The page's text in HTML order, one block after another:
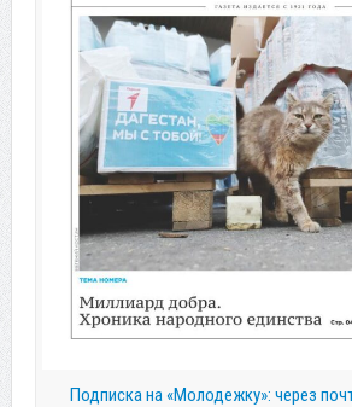
Подписка на «Молодежку»: через